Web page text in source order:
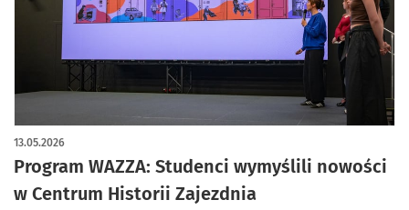
Program WAZZA: Studenci wymyślili nowości
w Centrum Historii Zajezdnia
13.05.2026
artykuł z galerią zdjęć